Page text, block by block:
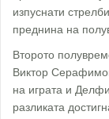
изпуснати
преднина на
Второто
Виктор
на играта и
разликата